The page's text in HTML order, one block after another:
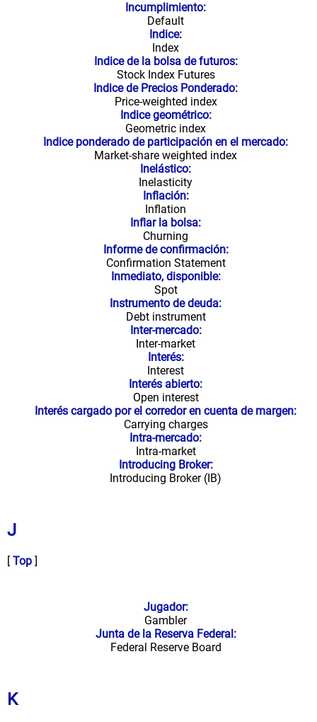
Incumplimiento:
Default
Indice:
Index
Indice de la bolsa de futuros:
Stock Index Futures
Indice de Precios Ponderado:
Price-weighted index
Indice geométrico:
Geometric index
Indice ponderado de participación en el mercado:
Market-share weighted index
Inelástico:
Inelasticity
Inflación:
Inflation
Inflar la bolsa:
Churning
Informe de confirmación:
Confirmation Statement
Inmediato, disponible:
Spot
Instrumento de deuda:
Debt instrument
Inter-mercado:
Inter-market
Interés:
Interest
Interés abierto:
Open interest
Interés cargado por el corredor en cuenta de margen:
Carrying charges
Intra-mercado:
Intra-market
Introducing Broker:
Introducing Broker (IB)
J
[Top ]
Jugador:
Gambler
Junta de la Reserva Federal:
Federal Reserve Board
K